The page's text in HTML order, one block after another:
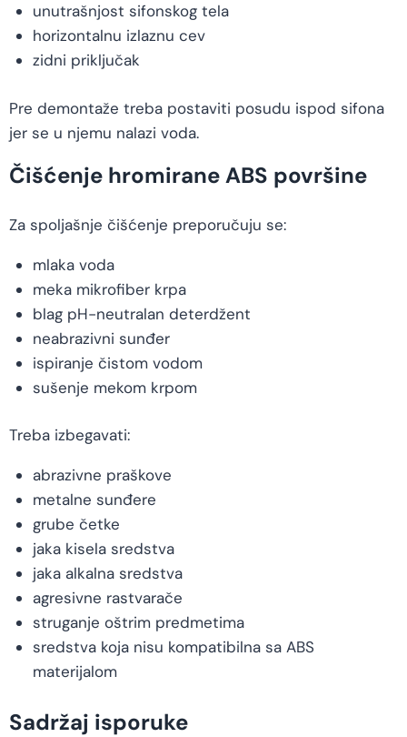
unutrašnjost sifonskog tela
horizontalnu izlaznu cev
zidni priključak
Pre demontaže treba postaviti posudu ispod sifona
jer se u njemu nalazi voda.
Čišćenje hromirane ABS površine
Za spoljašnje čišćenje preporučuju se:
mlaka voda
meka mikrofiber krpa
blag pH-neutralan deterdžent
neabrazivni sunđer
ispiranje čistom vodom
sušenje mekom krpom
Treba izbegavati:
abrazivne praškove
metalne sunđere
grube četke
jaka kisela sredstva
jaka alkalna sredstva
agresivne rastvarače
struganje oštrim predmetima
sredstva koja nisu kompatibilna sa ABS
materijalom
Sadržaj isporuke